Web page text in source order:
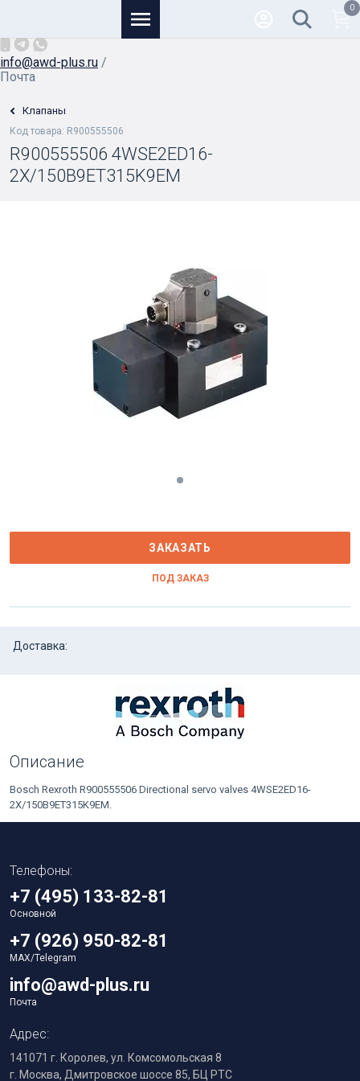
info@awd-plus.ru /
Почта
0
Клапаны
Код товара: R900555506
R900555506 4WSE2ED16-
2X/150B9ET315K9EM
ЗАКАЗАТЬ
ПОД ЗАКАЗ
Доставка:
Описание
Bosch Rexroth R900555506 Directional servo valves 4WSE2ED16-
2X/150B9ET315K9EM.
Телефоны:
+7 (495) 133-82-81
Основной
+7 (926) 950-82-81
MAX/Telegram
info@awd-plus.ru
Почта
Адрес:
141071 г. Королев, ул. Комсомольская 8
г. Москва, Дмитровское шоссе 85, БЦ РТС